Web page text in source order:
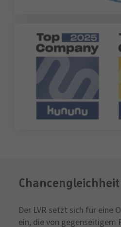
Chancengleichheit
Der LVR setzt sich für eine
ein, die von gegenseitigem